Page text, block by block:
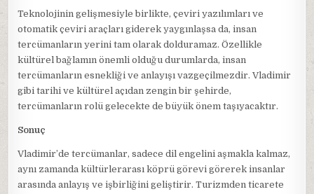
Teknolojinin gelişmesiyle birlikte, çeviri yazılımları ve
otomatik çeviri araçları giderek yaygınlaşsa da, insan
tercümanların yerini tam olarak dolduramaz. Özellikle
kültürel bağlamın önemli olduğu durumlarda, insan
tercümanların esnekliği ve anlayışı vazgeçilmezdir. Vladimir
gibi tarihi ve kültürel açıdan zengin bir şehirde,
tercümanların rolü gelecekte de büyük önem taşıyacaktır.
Sonuç
Vladimir’de tercümanlar, sadece dil engelini aşmakla kalmaz,
aynı zamanda kültürlerarası köprü görevi görerek insanlar
arasında anlayış ve işbirliğini geliştirir. Turizmden ticarete